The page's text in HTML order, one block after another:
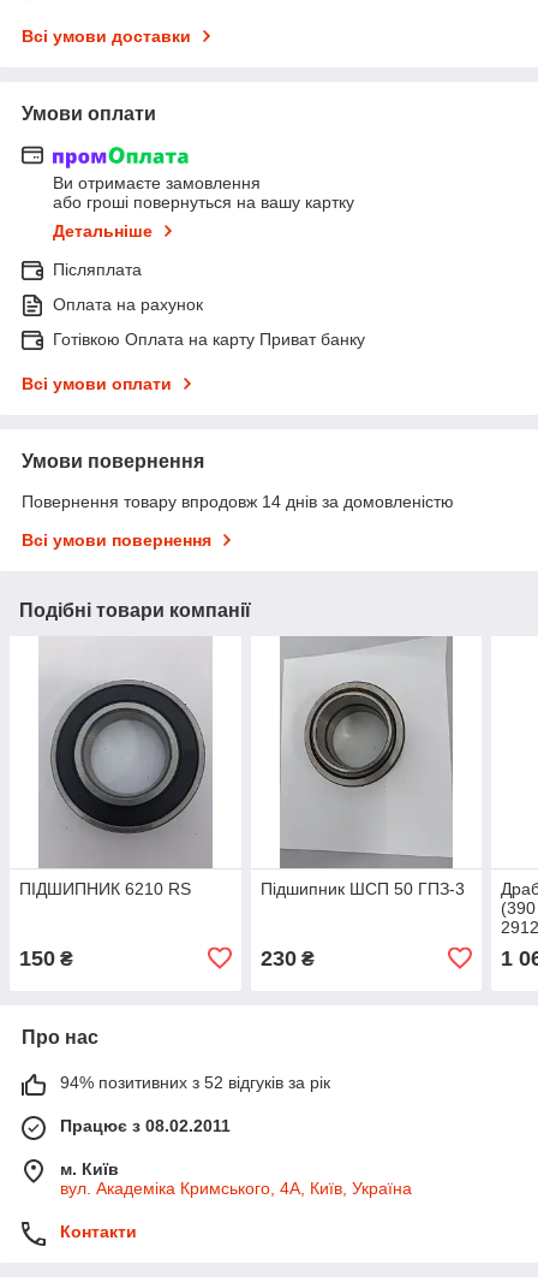
Всі умови доставки
Умови оплати
Ви отримаєте замовлення
або гроші повернуться на вашу картку
Детальніше
Післяплата
Оплата на рахунок
Готівкою Оплата на карту Приват банку
Всі умови оплати
Умови повернення
Повернення товару впродовж 14 днів за домовленістю
Всі умови повернення
Подібні товари компанії
ПІДШИПНИК 6210 RS
150 ₴
Підшипник ШСП 50 ГПЗ-3
230₴ 1
Про нас
94% позитивних з 52 відгуків за рік
Працює з 08.02.2011
м. Київ
вул. Академіка Кримського, 4А, Київ, Україна
Контакти